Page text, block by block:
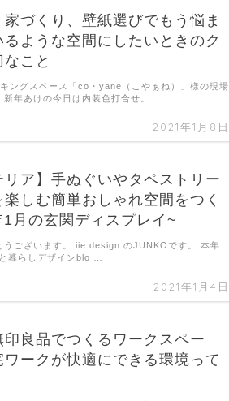
家づくり、壁紙選びでもう悩ま
ような空間にしたいときのク
こと
2021年1月8日
ングスペース「co・yane（こやぁね）」様の現場
新年あけの今日は内装色打合せ。 …
リア】手ぬぐいやタペストリー
しむ簡単おしゃれ空間をつく
月の玄関ディスプレイ~
2021年1月4日
うございます。 iie design のJUNKOです。 本年
暮らしデザインblo …
印良品でつくるワークスペー
ワークが快適にできる環境って